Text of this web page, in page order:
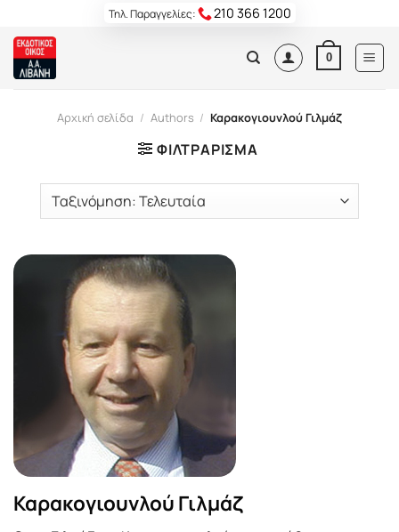
content
Τηλ. Παραγγελίες: 210 366 1200
0
Αρχική σελίδα / Authors / Καρακογιουνλού Γιλμάζ
ΦΙΛΤΡΆΡΙΣΜΑ
Καρακογιουνλού Γιλμάζ